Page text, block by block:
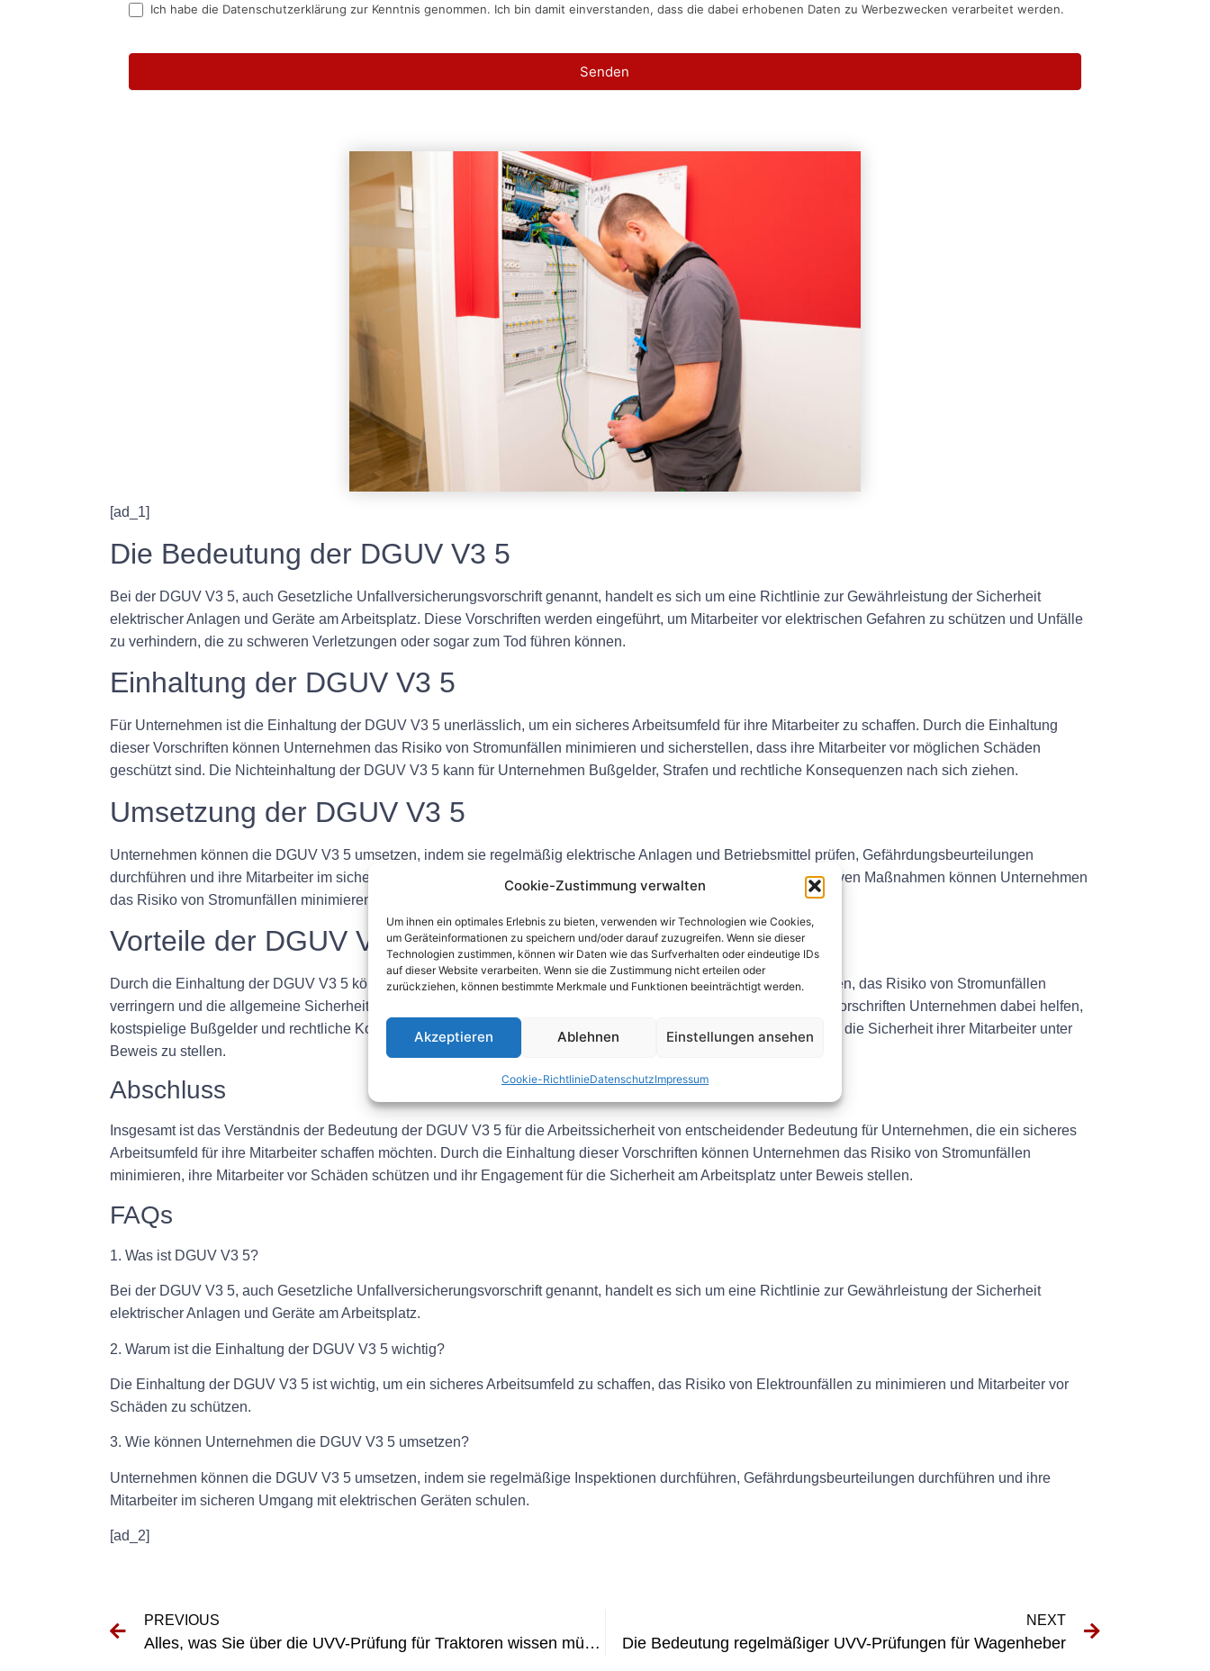
Cookie-Zustimmung verwalten
Um ihnen ein optimales Erlebnis zu bieten, verwenden wir Technologien wie Cookies,
um Geräteinformationen zu speichern und/oder darauf zuzugreifen. Wenn sie dieser
Technologien zustimmen, können wir Daten wie das Surfverhalten oder eindeutige IDs
auf dieser Website verarbeiten. Wenn sie die Zustimmung nicht erteilen oder
zurückziehen, können bestimmte Merkmale und Funktionen beeinträchtigt werden.
Akzeptieren Ablehnen Einstellungen ansehen
Cookie-RichtlinieDatenschutzImpressum
Ich habe die Datenschutzerklärung zur Kenntnis genommen. Ich bin damit einverstanden, dass die dabei erhobenen Daten zu Werbezwecken verarbeitet werden.
Senden
[ad_1]
Die Bedeutung der DGUV V3 5
Bei der DGUV V3 5, auch Gesetzliche Unfallversicherungsvorschrift genannt, handelt es sich um eine Richtlinie zur Gewährleistung der Sicherheit
elektrischer Anlagen und Geräte am Arbeitsplatz. Diese Vorschriften werden eingeführt, um Mitarbeiter vor elektrischen Gefahren zu schützen und Unfälle
zu verhindern, die zu schweren Verletzungen oder sogar zum Tod führen können.
Einhaltung der DGUV V3 5
Für Unternehmen ist die Einhaltung der DGUV V3 5 unerlässlich, um ein sicheres Arbeitsumfeld für ihre Mitarbeiter zu schaffen. Durch die Einhaltung
dieser Vorschriften können Unternehmen das Risiko von Stromunfällen minimieren und sicherstellen, dass ihre Mitarbeiter vor möglichen Schäden
geschützt sind. Die Nichteinhaltung der DGUV V3 5 kann für Unternehmen Bußgelder, Strafen und rechtliche Konsequenzen nach sich ziehen.
Umsetzung der DGUV V3 5
Unternehmen können die DGUV V3 5 umsetzen, indem sie regelmäßig elektrische Anlagen und Betriebsmittel prüfen, Gefährdungsbeurteilungen
durchführen und ihre Mitarbeiter im sicheren Umgang mit elektrischen Betriebsmitteln schulen. Durch diese proaktiven Maßnahmen können Unternehmen
das Risiko von Stromunfällen minimieren und eine Sicherheitskultur am Arbeitsplatz schaffen.
Vorteile der DGUV V3 5
Durch die Einhaltung der DGUV V3 5 können Unternehmen ein sichereres Arbeitsumfeld für ihre Mitarbeiter schaffen, das Risiko von Stromunfällen
verringern und die allgemeine Sicherheit am Arbeitsplatz verbessern. Darüber hinaus kann die Einhaltung dieser Vorschriften Unternehmen dabei helfen,
kostspielige Bußgelder und rechtliche Konsequenzen zu vermeiden, ihren Ruf zu schützen und ihr Engagement für die Sicherheit ihrer Mitarbeiter unter
Beweis zu stellen.
Abschluss
Insgesamt ist das Verständnis der Bedeutung der DGUV V3 5 für die Arbeitssicherheit von entscheidender Bedeutung für Unternehmen, die ein sicheres
Arbeitsumfeld für ihre Mitarbeiter schaffen möchten. Durch die Einhaltung dieser Vorschriften können Unternehmen das Risiko von Stromunfällen
minimieren, ihre Mitarbeiter vor Schäden schützen und ihr Engagement für die Sicherheit am Arbeitsplatz unter Beweis stellen.
FAQs
1. Was ist DGUV V3 5?
Bei der DGUV V3 5, auch Gesetzliche Unfallversicherungsvorschrift genannt, handelt es sich um eine Richtlinie zur Gewährleistung der Sicherheit
elektrischer Anlagen und Geräte am Arbeitsplatz.
2. Warum ist die Einhaltung der DGUV V3 5 wichtig?
Die Einhaltung der DGUV V3 5 ist wichtig, um ein sicheres Arbeitsumfeld zu schaffen, das Risiko von Elektrounfällen zu minimieren und Mitarbeiter vor
Schäden zu schützen.
3. Wie können Unternehmen die DGUV V3 5 umsetzen?
Unternehmen können die DGUV V3 5 umsetzen, indem sie regelmäßige Inspektionen durchführen, Gefährdungsbeurteilungen durchführen und ihre
Mitarbeiter im sicheren Umgang mit elektrischen Geräten schulen.
[ad_2]
PREVIOUS
Alles, was Sie über die UVV-Prüfung für Traktoren wissen müssen
NEXT
Die Bedeutung regelmäßiger UVV-Prüfungen für Wagenheber